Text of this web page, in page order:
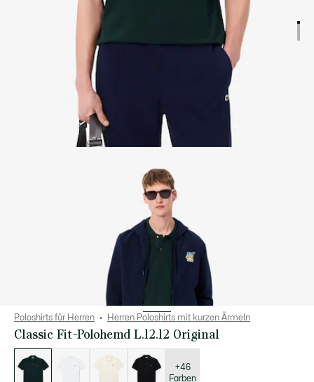
Poloshirts für Herren Herren Poloshirts mit kurzen Ärmeln
Classic Fit-Polohemd L.12.12 Original
der
Varianten
+46
Farben